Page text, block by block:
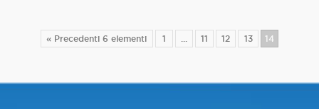
« Precedenti 6 elementi 1 11 12 13 14